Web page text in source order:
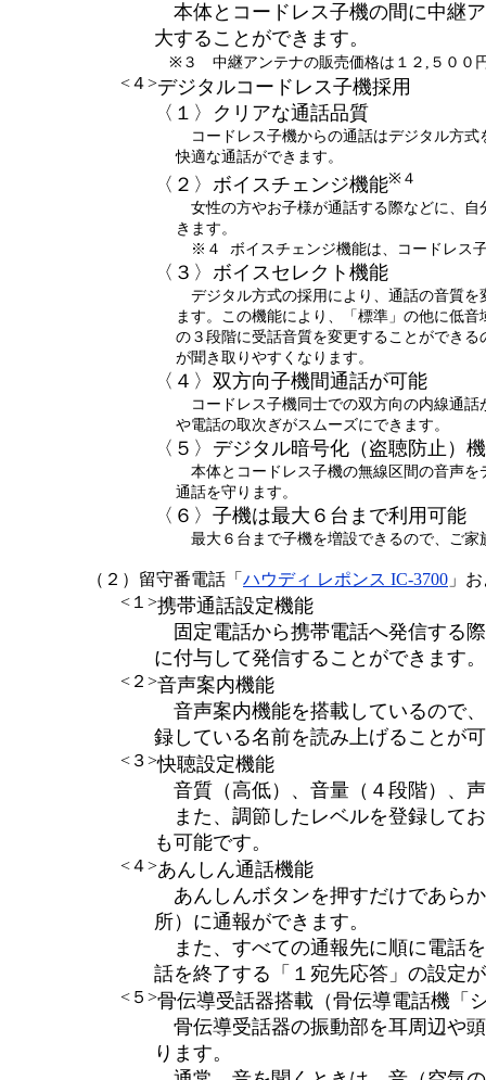
本体とコードレス子機の間に中継
大することができます。
※３ 中継アンテナの販売価格は１２,５００
<４>デジタルコードレス子機採用
〈１〉クリアな通話品質
コードレス子機からの通話はデジタル方式
快適な通話ができます。
〈２〉ボイスチェンジ機能※４
女性の方やお子様が通話する際などに、自
きます。
※４ ボイスチェンジ機能は、コードレス
〈３〉ボイスセレクト機能
デジタル方式の採用により、通話の音質を
ます。この機能により、「標準」の他に低
の３段階に受話音質を変更することができ
が聞き取りやすくなります。
〈４〉双方向子機間通話が可能
コードレス子機同士での双方向の内線通話
や電話の取次ぎがスムーズにできます。
〈５〉デジタル暗号化（盗聴防止）
本体とコードレス子機の無線区間の音声を
通話を守ります。
〈６〉子機は最大６台まで利用可能
最大６台まで子機を増設できるので、ご家
（２） 留守番電話「 ハウディ レポンス IC-3700 」
<１>携帯通話設定機能
固定電話から携帯電話へ発信する
に付与して発信することができます。
<２>音声案内機能
音声案内機能を搭載しているので
録している名前を読み上げることが
<３>快聴設定機能
音質（高低）、音量（４段階）、
また、調節したレベルを登録して
も可能です。
<４>あんしん通話機能
あんしんボタンを押すだけであら
所）に通報ができます。
また、すべての通報先に順に電話
話を終了する「１宛先応答」の設定
<５>骨伝導受話器搭載（骨伝導電話機「
骨伝導受話器の振動部を耳周辺や
ります。